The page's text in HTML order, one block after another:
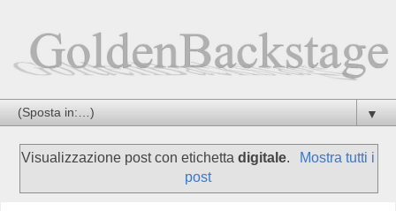
▼
Visualizzazione post con etichettadigitale.
Mostra tutti i
post